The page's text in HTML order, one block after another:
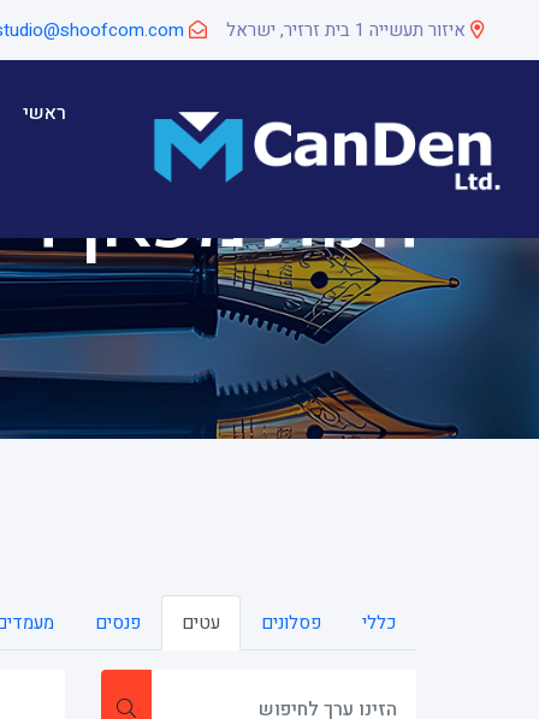
איזור תעשייה 1 בית זרזיר, ישראל
ראשי
חנות מכאן
כללי פסלונים עטים פנסים